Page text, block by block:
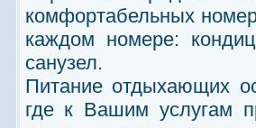
комфортабельных
каждом номере:
санузел.
Питание отдыхающих
где к Вашим услугам